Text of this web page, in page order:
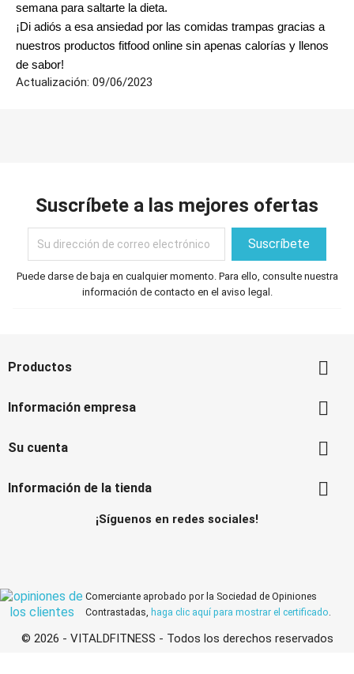
semana para saltarte la dieta.
¡Di adiós a esa ansiedad por las comidas trampas gracias a
nuestros productos fitfood online sin apenas calorías y llenos
de sabor!
Actualización: 09/06/2023
Suscríbete a las mejores ofertas
Puede darse de baja en cualquier momento. Para ello, consulte nuestra
información de contacto en el aviso legal.
Productos 
Información empresa 
Su cuenta 
Información de la tienda 
¡Síguenos en redes sociales!
Comerciante aprobado por la Sociedad de Opiniones
Contrastadas, haga clic aquí para mostrar el certificado.
© 2026 - VITALDFITNESS - Todos los derechos reservados